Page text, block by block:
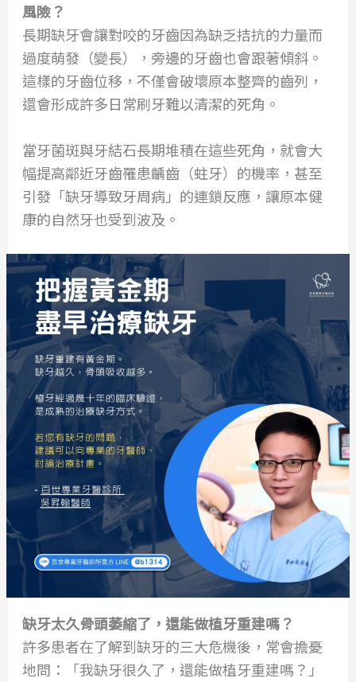
風險？
長期缺牙會讓對咬的牙齒因為缺乏拮抗的力量而
過度萌發（變長），旁邊的牙齒也會跟著傾斜。
這樣的牙齒位移，不僅會破壞原本整齊的齒列，
還會形成許多日常刷牙難以清潔的死角。
當牙菌斑與牙結石長期堆積在這些死角，就會大
幅提高鄰近牙齒罹患齲齒（蛀牙）的機率，甚至
引發「缺牙導致牙周病」的連鎖反應，讓原本健
康的自然牙也受到波及。
缺牙太久骨頭萎縮了，還能做植牙重建嗎？
許多患者在了解到缺牙的三大危機後，常會擔憂
地問：「我缺牙很久了，還能做植牙重建嗎？」